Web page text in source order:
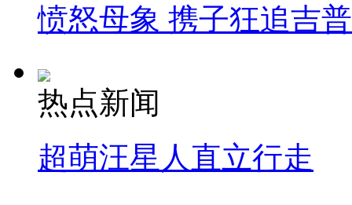
愤怒母象 携子狂追吉
热点新闻
超萌汪星人直立行走